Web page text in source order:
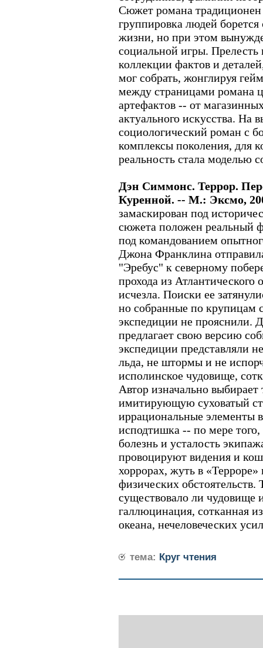
Сюжет романа традиционен
группировка людей
жизни, но при этом
социальной игры.
коллекции фактов и
мог собрать, жонглируя
между страницами романа
артефактов -- от
актуального искусства. На
социологический роман с
комплексы поколения, для
реальность стала моделью
Дэн Симмонс. Террор.
Куренной. -- М.: Эксмо,
замаскирован под
сюжета положен реальный
под командованием
Джона Франклина
"Эребус" к северному
прохода из Атлантического
исчезла. Поиски ее
но собранные по крупицам
экспедиции не прояснили.
предлагает свою версию
экспедиции представляли
льда, не штормы и не
исполинское чудовище,
Автор изначально
имитирующую суховатый
иррациональные элементы
исподтишка -- по мере того,
болезнь и усталость
провоцируют видения и
хоррорах, жуть в «Терроре»
физических обстоятельств.
существовало ли чудовище
галлюцинация, сотканная
океана, нечеловеческих
тема: Круг чтения